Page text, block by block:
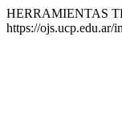
HERRAMIENTAS
https://ojs.ucp.edu.ar/